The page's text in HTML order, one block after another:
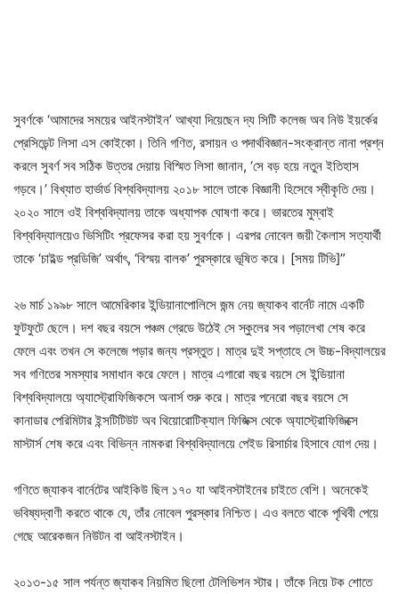
সুবর্ণকে ‘আমাদের সময়ের আইনস্টাইন’ আখ্যা দিয়েছেন দ্য সিটি কলেজ অব নিউ ইয়র্কের
প্রেসিডেন্ট লিসা এস কোইকো। তিনি গণিত, রসায়ন ও পদার্থবিজ্ঞান-সংক্রান্ত নানা প্রশ্ন
করলে সুবর্ণ সব সঠিক উত্তর দেয়ায় বিস্মিত লিসা জানান, ‘সে বড় হয়ে নতুন ইতিহাস
গড়বে।’ বিখ্যাত হার্ভার্ড বিশ্ববিদ্যালয় ২০১৮ সালে তাকে বিজ্ঞানী হিসেবে স্বীকৃতি দেয়।
২০২০ সালে ওই বিশ্ববিদ্যালয় তাকে অধ্যাপক ঘোষণা করে। ভারতের মুম্বাই
বিশ্ববিদ্যালয়েও ভিসিটিং প্রফেসর করা হয় সুবর্ণকে। এরপর নোবেল জয়ী কৈলাস সত্যার্থী
তাকে ‘চাইল্ড প্রডিজি’ অর্থাৎ, ‘বিস্ময় বালক’ পুরস্কারে ভূষিত করে। [সময় টিভি]”
২৬ মার্চ ১৯৯৮ সালে আমেরিকার ইন্ডিয়ানাপোলিসে জন্ম নেয় জ্যাকব বার্নেট নামে একটি
ফুটফুটে ছেলে। দশ বছর বয়সে পঞ্চম গ্রেডে উঠেই সে স্কুলের সব পড়ালেখা শেষ করে
ফেলে এবং তখন সে কলেজে পড়ার জন্য প্রস্তুত। মাত্র দুই সপ্তাহে সে উচ্চ-বিদ্যালয়ের
সব গণিতের সমস্যার সমাধান করে ফেলে। মাত্র এগারো বছর বয়সে সে ইন্ডিয়ানা
বিশ্ববিদ্যালয়ে অ্যাস্ট্রোফিজিকসে অনার্স শুরু করে। মাত্র পনেরো বছর বয়সে সে
কানাডার পেরিমিটার ইন্সটিটিউট অব থিয়োরোটিক্যাল ফিজিক্স থেকে অ্যাস্ট্রোফিজিক্সে
মাস্টার্স শেষ করে এবং বিভিন্ন নামকরা বিশ্ববিদ্যালয়ে পেইড রিসার্চার হিসাবে যোগ দেয়।
গণিতে জ্যাকব বার্নেটের আইকিউ ছিল ১৭০ যা আইনস্টাইনের চাইতে বেশি। অনেকেই
ভবিষ্যদ্বাণী করতে থাকে যে, তাঁর নোবেল পুরস্কার নিশ্চিত। এও বলতে থাকে পৃথিবী পেয়ে
গেছে আরেকজন নিউটন বা আইনস্টাইন।
২০১৩-১৫ সাল পর্যন্ত জ্যাকব নিয়মিত ছিলো টেলিভিশন স্টার। তাঁকে নিয়ে টক শোতে